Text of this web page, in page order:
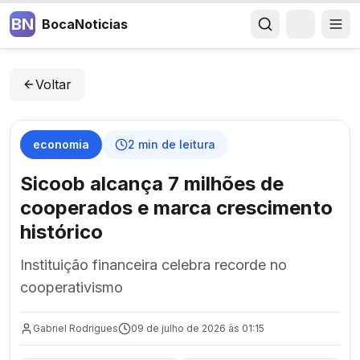
BN BocaNoticias
Voltar
economia 2 min de leitura
Sicoob alcança 7 milhões de
cooperados e marca crescimento
histórico
Instituição financeira celebra recorde no
cooperativismo
Gabriel Rodrigues 09 de julho de 2026 às 01:15